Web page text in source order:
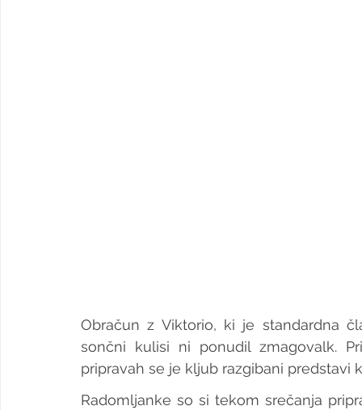
Obračun z Viktorio, ki je standardna
sončni kulisi ni ponudil zmagovalk.
pripravah se je kljub razgibani predstavi
Radomljanke so si tekom srečanja